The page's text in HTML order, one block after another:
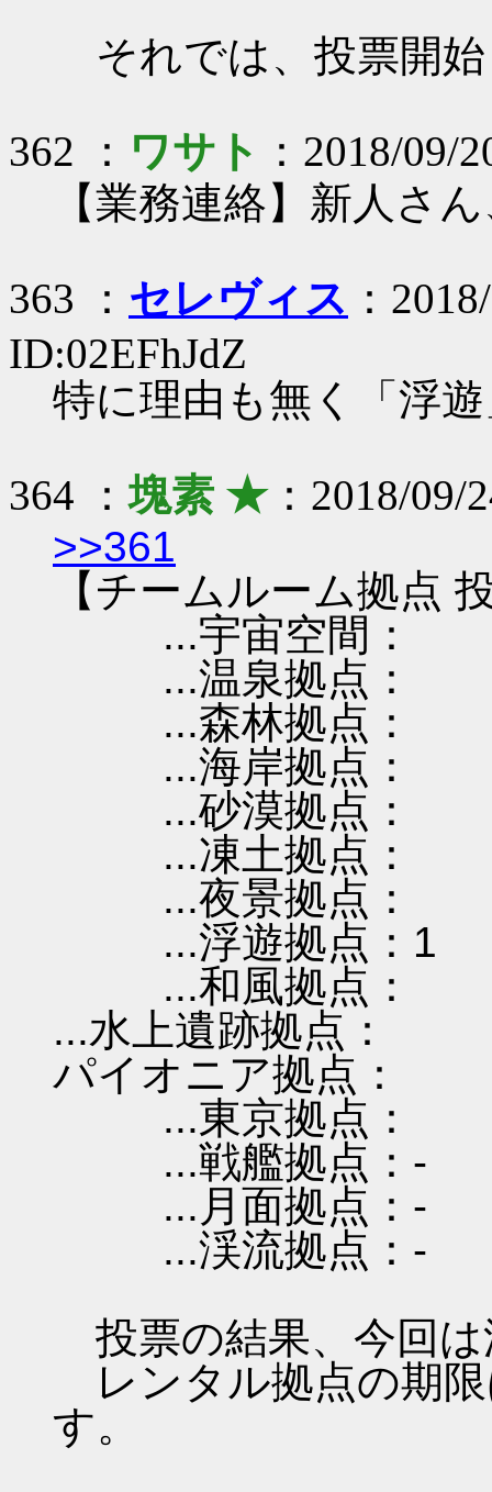
それでは、投票開
362 ： ワサト ：2018/09/
【業務連絡】新人さ
363 ： セレヴィス ：
ID:02EFhJdZ
特に理由も無く「浮
364 ：塊素 ★：2018/09/
>>361
【チームルーム拠点
...宇宙空間：
...温泉拠点：
...森林拠点：
...海岸拠点：
...砂漠拠点：
...凍土拠点：
...夜景拠点：
...浮遊拠点：1
...和風拠点：
...水上遺跡拠点：
パイオニア拠点：
...東京拠点：
...戦艦拠点：-
...月面拠点：-
...渓流拠点：-
投票の結果、今回
レンタル拠点の期
す。